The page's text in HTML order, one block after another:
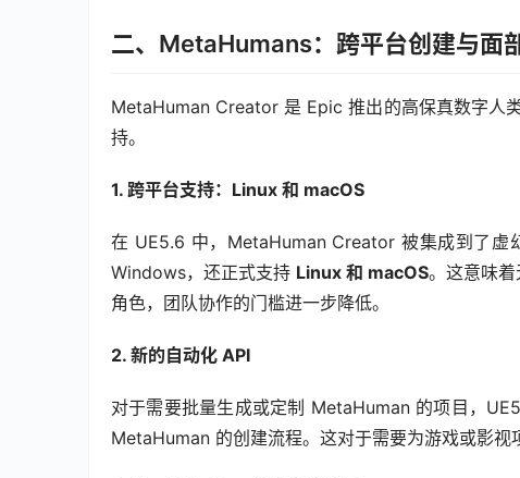
二、MetaHumans：跨平台创建与面
MetaHuman Creator 是 Epic 推出的高保真数字人
持。
1. 跨平台支持：Linux 和 macOS
在 UE5.6 中，MetaHuman Creator 被集成到了虚
Windows，还正式支持 Linux 和 macOS。这意味
角色，团队协作的门槛进一步降低。
2. 新的自动化 API
对于需要批量生成或定制 MetaHuman 的项目，
MetaHuman 的创建流程。这对于需要为游戏或影视